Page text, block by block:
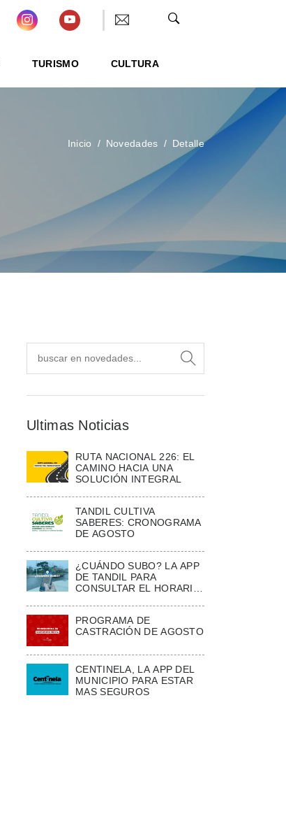
TURISMO CULTURA
Inicio Novedades Detalle
Ultimas Noticias
RUTA NACIONAL 226: EL
CAMINO HACIA UNA
SOLUCIÓN INTEGRAL
TANDIL CULTIVA
SABERES: CRONOGRAMA
DE AGOSTO
¿CUÁNDO SUBO? LA APP
DE TANDIL PARA
CONSULTAR EL HORARIO
PROGRAMA DE
CASTRACIÓN DE AGOSTO
CENTINELA, LA APP DEL
MUNICIPIO PARA ESTAR
MAS SEGUROS